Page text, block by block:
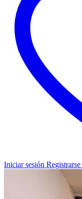
Iniciar sesión Registrarse